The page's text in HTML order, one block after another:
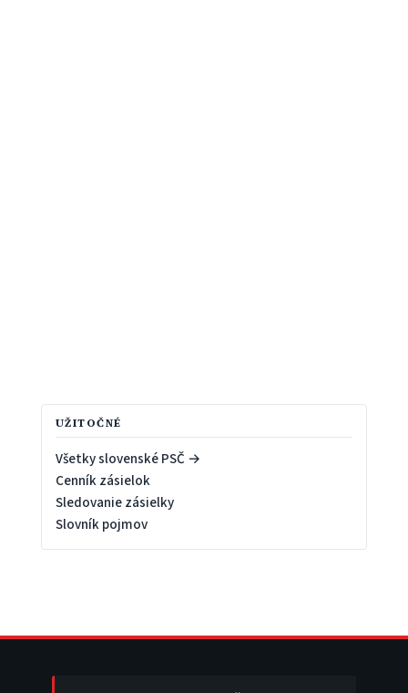
UŽITOČNÉ
Všetky slovenské PSČ →
Cenník zásielok
Sledovanie zásielky
Slovník pojmov